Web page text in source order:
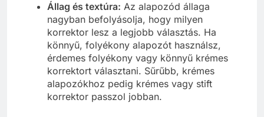
Állag és textúra: Az alapozód állaga
nagyban befolyásolja, hogy milyen
korrektor lesz a legjobb választás. Ha
könnyű, folyékony alapozót használsz,
érdemes folyékony vagy könnyű krémes
korrektort választani. Sűrűbb, krémes
alapozókhoz pedig krémes vagy stift
korrektor passzol jobban.